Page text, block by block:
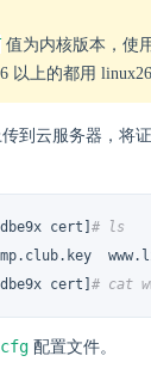
值为内核版本，使
以上的都用 linux26
到云服务器，将
cert]# ls
cert]# cat
配置文件。